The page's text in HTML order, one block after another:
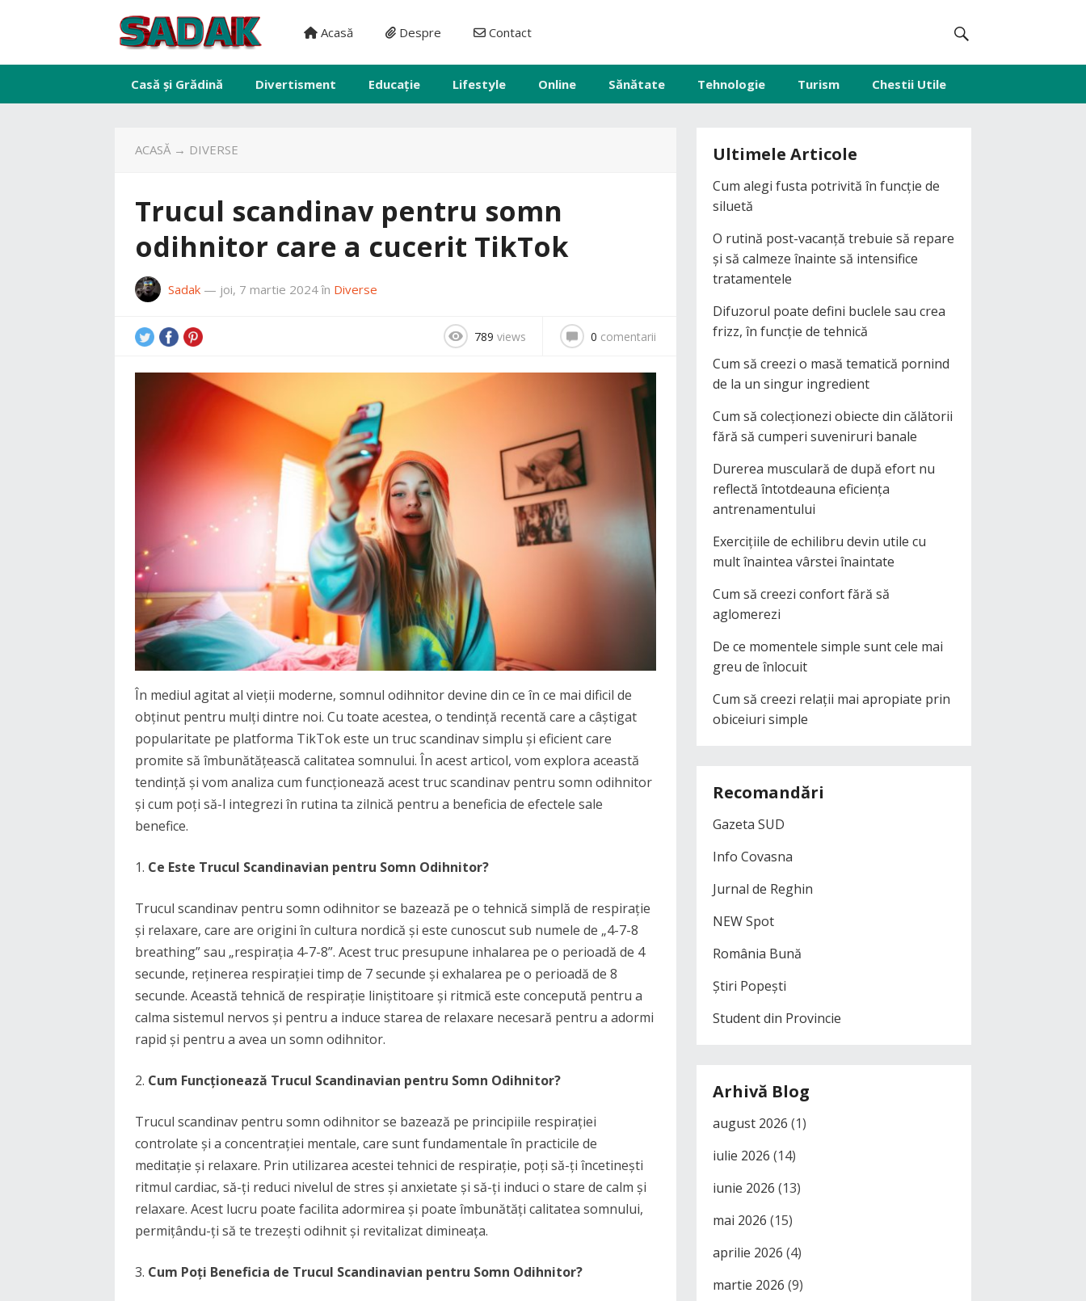
Acasă Despre Contact
Casă și Grădină Divertisment Educație Lifestyle Online Sănătate Tehnologie Turism Chestii Utile
ACASĂ→ DIVERSE
Trucul scandinav pentru somn
odihnitor care a cucerit TikTok
Sadak — joi, 7 martie 2024 în Diverse
789 views 0 comentarii
În mediul agitat al vieții moderne, somnul odihnitor devine din ce în ce mai dificil de
obținut pentru mulți dintre noi. Cu toate acestea, o tendință recentă care a câștigat
popularitate pe platforma TikTok este un truc scandinav simplu și eficient care
promite să îmbunătățească calitatea somnului. În acest articol, vom explora această
tendință și vom analiza cum funcționează acest truc scandinav pentru somn odihnitor
și cum poți să-l integrezi în rutina ta zilnică pentru a beneficia de efectele sale
benefice.
Ce Este Trucul Scandinavian pentru Somn Odihnitor?
Trucul scandinav pentru somn odihnitor se bazează pe o tehnică simplă de respirație
și relaxare, care are origini în cultura nordică și este cunoscut sub numele de „4-7-8
breathing” sau „respirația 4-7-8”. Acest truc presupune inhalarea pe o perioadă de 4
secunde, reținerea respirației timp de 7 secunde și exhalarea pe o perioadă de 8
secunde. Această tehnică de respirație liniștitoare și ritmică este concepută pentru a
calma sistemul nervos și pentru a induce starea de relaxare necesară pentru a adormi
rapid și pentru a avea un somn odihnitor.
Cum Funcționează Trucul Scandinavian pentru Somn Odihnitor?
Trucul scandinav pentru somn odihnitor se bazează pe principiile respirației
controlate și a concentrației mentale, care sunt fundamentale în practicile de
meditație și relaxare. Prin utilizarea acestei tehnici de respirație, poți să-ți încetinești
ritmul cardiac, să-ți reduci nivelul de stres și anxietate și să-ți induci o stare de calm și
relaxare. Acest lucru poate facilita adormirea și poate îmbunătăți calitatea somnului,
permițându-ți să te trezești odihnit și revitalizat dimineața.
Cum Poți Beneficia de Trucul Scandinavian pentru Somn Odihnitor?
Ultimele Articole
Cum alegi fusta potrivită în funcție de
siluetă
O rutină post-vacanță trebuie să repare
și să calmeze înainte să intensifice
tratamentele
Difuzorul poate defini buclele sau crea
frizz, în funcție de tehnică
Cum să creezi o masă tematică pornind
de la un singur ingredient
Cum să colecționezi obiecte din călătorii
fără să cumperi suveniruri banale
Durerea musculară de după efort nu
reflectă întotdeauna eficiența
antrenamentului
Exercițiile de echilibru devin utile cu
mult înaintea vârstei înaintate
Cum să creezi confort fără să
aglomerezi
De ce momentele simple sunt cele mai
greu de înlocuit
Cum să creezi relații mai apropiate prin
obiceiuri simple
Recomandări
Gazeta SUD
Info Covasna
Jurnal de Reghin
NEW Spot
România Bună
Știri Popești
Student din Provincie
Arhivă Blog
august 2026 (1)
iulie 2026 (14)
iunie 2026 (13)
mai 2026 (15)
aprilie 2026 (4)
martie 2026 (9)